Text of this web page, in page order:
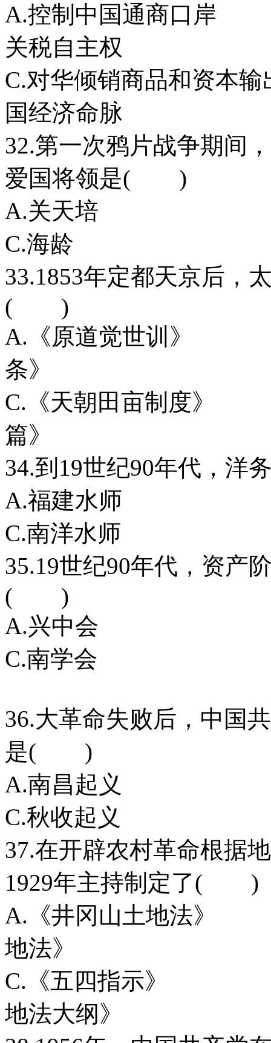
A.控制中国通
关税自主权
C.对华倾销商品
国经济命脉
32.第一次鸦片战争期间
爱国将领是( )
A.关天
C.海龄
33.1853年定都天京后，
( )
A.《原道觉
条》
C.《天朝田亩
篇》
34.到19世纪90年代，
A.福建水
C.南洋水
35.19世纪90年代，资产
( )
A.兴中
C.南学
36.大革命失败后，中国
是( )
A.南昌起
C.秋收起
37.在开辟农村革命根据
1929年主持制定了( )
A.《井冈山土
地法》
C.《五四指
地法大纲》